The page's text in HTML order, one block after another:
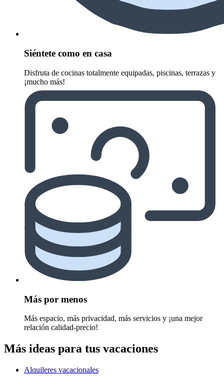
Siéntete como en casa
Disfruta de cocinas totalmente equipadas, piscinas, terrazas y
¡mucho más!
Más por menos
Más espacio, más privacidad, más servicios y ¡una mejor
relación calidad-precio!
Más ideas para tus vacaciones
Alquileres vacacionales